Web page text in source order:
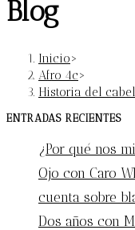
Blog
Inicio>
Afro 4c>
Historia del
ENTRADAS RECIENTES
¿Por qué nos
Ojo con Caro
cuenta sobre
Dos años con